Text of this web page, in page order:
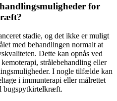
for
stadie, og det ikke er muligt
med behandlingen normalt at
Dette kan opnås ved
strålebehandling eller
I nogle tilfælde kan
i immunterapi eller målrettet
bugspytkirtelkræft.